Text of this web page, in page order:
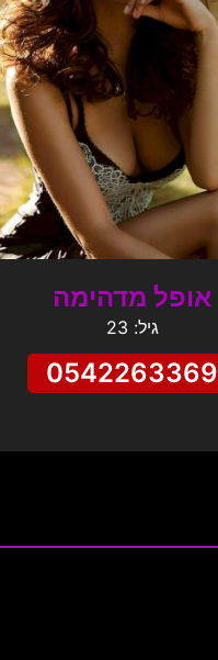
אופל מדהימה
גיל: 23
0542263369